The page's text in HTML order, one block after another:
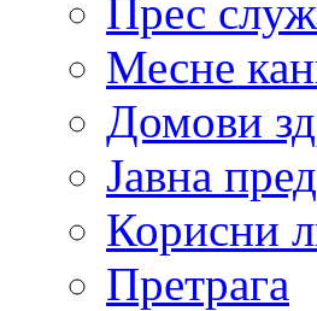
Прес
Месне
Домови
Јавна
Корисни
Претрага